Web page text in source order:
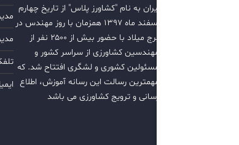
ایران به نام "کشاورز پلاس" از تاریخ چهارم
اسفند ماه ۱۳۹۷ همزمان با روز مهندس در
برج میلاد با حضور بیش از ۲۵۰۰ نفر از
مهندسین کشاورزی از سراسر کشور و
مسئولین کشوری و لشگری افتتاح شد. که
مهمترین رسالت این رسانه آموزش، اطلاع
رسانی و ترویج کشاورزی می باشد